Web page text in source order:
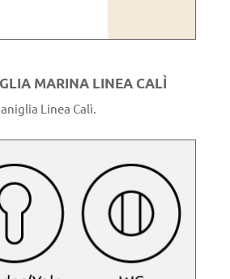
MARINA LINEA CALÌ
Linea Calì.